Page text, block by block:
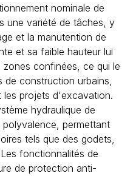
nominale de
une variété de tâches, y
et la manutention de
et sa faible hauteur lui
confinées, ce qui le
de construction urbains,
les projets d'excavation.
hydraulique de
permettant
tels que des godets,
fonctionnalités de
de protection anti-